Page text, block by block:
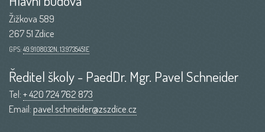
Žižkova 589
267 51 Zdice
GPS: 49.9108032N, 13.9735451E
Ředitel školy - PaedDr. Mgr. Pavel Schneider
Tel:+ 420 724 762 873
Email:pavel.schneider@zszdice.cz